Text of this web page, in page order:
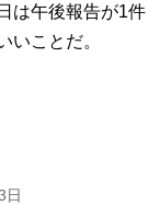
は午後報告が1件
いことだ。
日